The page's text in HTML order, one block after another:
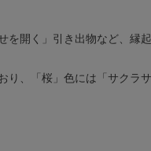
開く」引き出物など、縁
、「桜」色には「サクラ